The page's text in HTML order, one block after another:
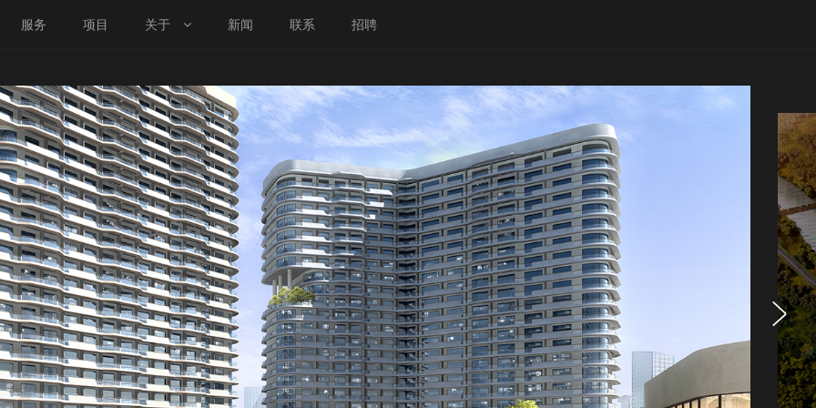
服务 项目 关于 新闻 联系 招聘